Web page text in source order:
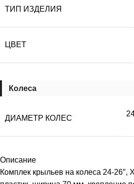
ТИП ИЗДЕЛИЯ
ЦВЕТ
Колеса
ДИАМЕТР КОЛЕС
Описание
Комплек крыльев на колеса 24-26″,